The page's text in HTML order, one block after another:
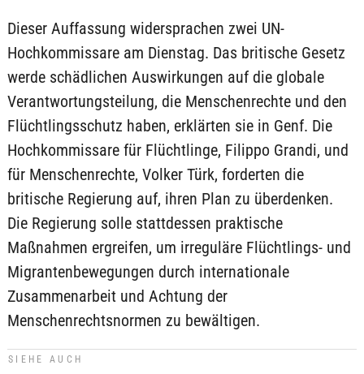
Dieser Auffassung widersprachen zwei UN-
Hochkommissare am Dienstag. Das britische Gesetz
werde schädlichen Auswirkungen auf die globale
Verantwortungsteilung, die Menschenrechte und den
Flüchtlingsschutz haben, erklärten sie in Genf. Die
Hochkommissare für Flüchtlinge, Filippo Grandi, und
für Menschenrechte, Volker Türk, forderten die
britische Regierung auf, ihren Plan zu überdenken.
Die Regierung solle stattdessen praktische
Maßnahmen ergreifen, um irreguläre Flüchtlings- und
Migrantenbewegungen durch internationale
Zusammenarbeit und Achtung der
Menschenrechtsnormen zu bewältigen.
SIEHE AUCH